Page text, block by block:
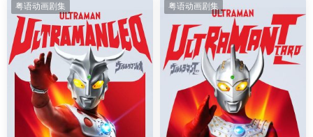
粤语动画剧集 粤语动画剧集